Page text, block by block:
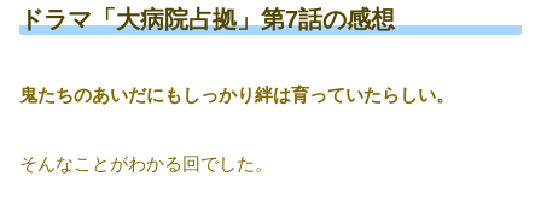
ドラマ「大病院占拠」第7話の感想
鬼たちのあいだにもしっかり絆は育っていたらしい。
そんなことがわかる回でした。